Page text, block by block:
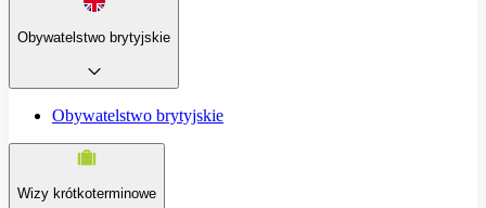
Obywatelstwo brytyjskie
Obywatelstwo brytyjskie
Wizy krótkoterminowe